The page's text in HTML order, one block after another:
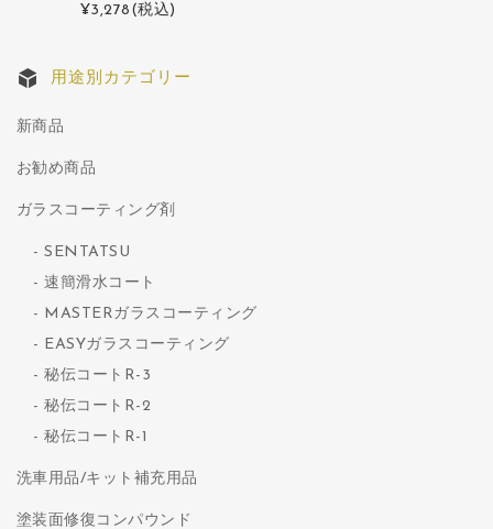
¥3,278 (税込)
用途別カテゴリー
新商品
お勧め商品
ガラスコーティング剤
SENTATSU
速簡滑水コート
MASTERガラスコーティング
EASYガラスコーティング
秘伝コートR-3
秘伝コートR-2
秘伝コートR-1
洗車用品/キット補充用品
塗装面修復コンパウンド